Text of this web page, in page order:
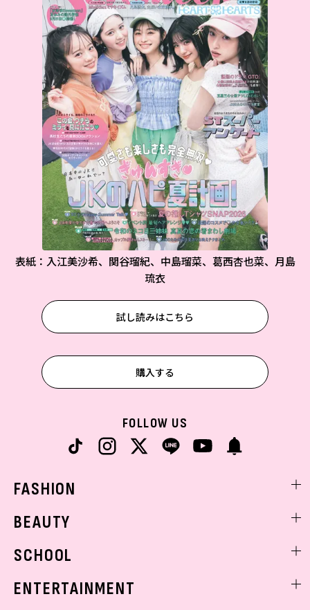
表紙：入江美沙希、関谷瑠紀、中島瑠菜、葛西杏也菜、月島
琉衣
試し読みはこちら
購入する
FOLLOW US
FASHION
着回し
BEAUTY
ベストコスメ
SCHOOL
ENTERTAINMENT